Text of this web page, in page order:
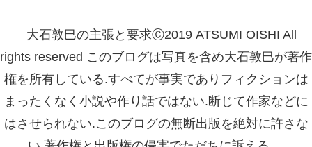
大石敦巳の主張と要求Ⓒ2019 ATSUMI OISHI All
rights reserved このブログは写真を含め大石敦巳が著作
権を所有している.すべてが事実でありフィクションは
まったくなく小説や作り話ではない.断じて作家などに
はさせられない.このブログの無断出版を絶対に許さな